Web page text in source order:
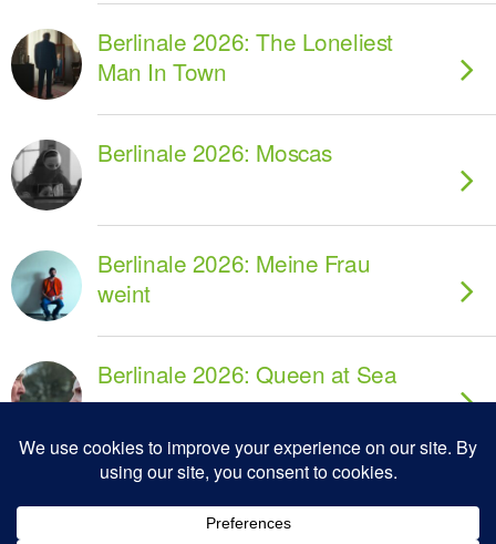
Berlinale 2026: The Loneliest
Man In Town
Berlinale 2026: Moscas
Berlinale 2026: Meine Frau
weint
Berlinale 2026: Queen at Sea
Berlinale 2026: Wolfram